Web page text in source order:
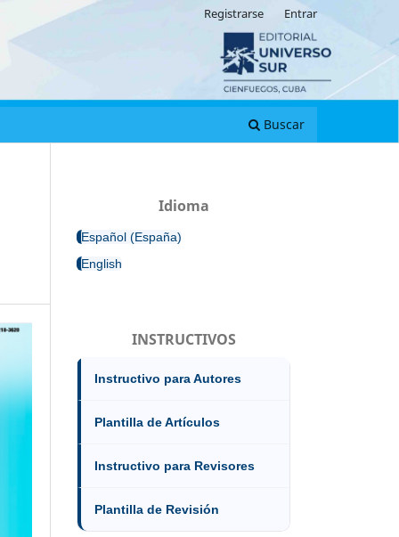
Buscar
Registrarse Entrar
Idioma
Español (España)
English
INSTRUCTIVOS
Instructivo para Autores
Plantilla de Artículos
Instructivo para Revisores
Plantilla de Revisión